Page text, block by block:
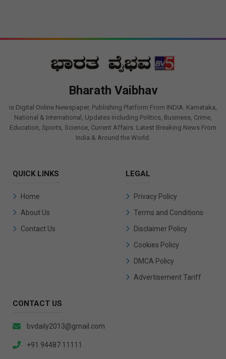
Bharath Vaibhav
is Digital Online Newspaper, Publishing Platform From INDIA. Karnataka,
National & International, Updates including Politics, Business, Crime,
Education, Sports, Science, Current Affairs. Latest Breaking News From
India & Around the World.
QUICK LINKS
Home
About Us
Contact Us
LEGAL
Privacy Policy
Terms and Conditions
Disclaimer Policy
Cookies Policy
DMCA Policy
Advertisement Tariff
CONTACT US
bvdaily2013@gmail.com
+91 94487 11111